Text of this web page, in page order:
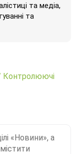
та медіа,
та
Контролюючі
«Новини», а